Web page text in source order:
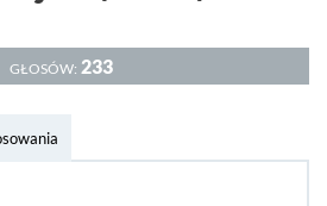
GŁOSÓW: 233